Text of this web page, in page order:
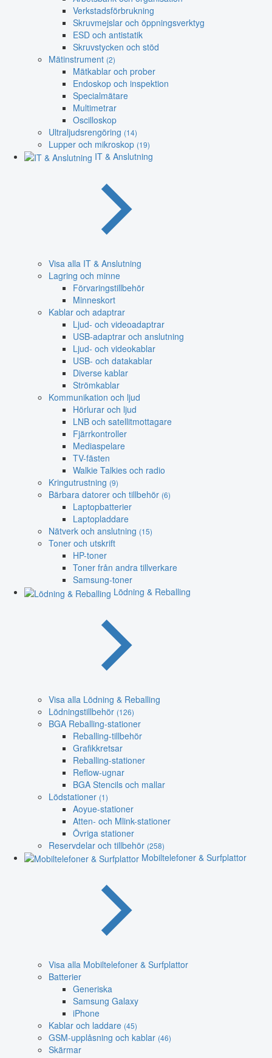
Verkstadsförbrukning
Skruvmejslar och öppningsverktyg
ESD och antistatik
Skruvstycken och stöd
Mätinstrument (2)
Mätkablar och prober
Endoskop och inspektion
Specialmätare
Multimetrar
Oscilloskop
Ultraljudsrengöring (14)
Lupper och mikroskop (19)
IT & Anslutning
Visa alla IT & Anslutning
Lagring och minne
Förvaringstillbehör
Minneskort
Kablar och adaptrar
Ljud- och videoadaptrar
USB-adaptrar och anslutning
Ljud- och videokablar
USB- och datakablar
Diverse kablar
Strömkablar
Kommunikation och ljud
Hörlurar och ljud
LNB och satellitmottagare
Fjärrkontroller
Mediaspelare
TV-fästen
Walkie Talkies och radio
Kringutrustning (9)
Bärbara datorer och tillbehör (6)
Laptopbatterier
Laptopladdare
Nätverk och anslutning (15)
Toner och utskrift
HP-toner
Toner från andra tillverkare
Samsung-toner
Lödning & Reballing
Visa alla Lödning & Reballing
Lödningstillbehör (126)
BGA Reballing-stationer
Reballing-tillbehör
Grafikkretsar
Reballing-stationer
Reflow-ugnar
BGA Stencils och mallar
Lödstationer (1)
Aoyue-stationer
Atten- och Mlink-stationer
Övriga stationer
Reservdelar och tillbehör (258)
Mobiltelefoner & Surfplattor
Visa alla Mobiltelefoner & Surfplattor
Batterier
Generiska
Samsung Galaxy
iPhone
Kablar och laddare (45)
GSM-upplåsning och kablar (46)
Skärmar